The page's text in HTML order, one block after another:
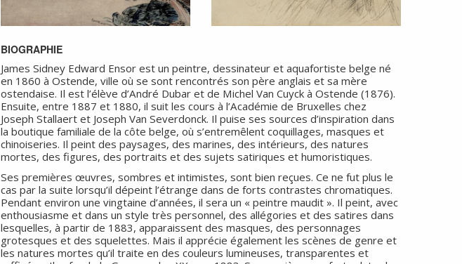
BIOGRAPHIE
James Sidney Edward Ensor est un peintre, dessinateur et aquafortiste belge né
en 1860 à Ostende, ville où se sont rencontrés son père anglais et sa mère
ostendaise. Il est l’élève d’André Dubar et de Michel Van Cuyck à Ostende (1876).
Ensuite, entre 1887 et 1880, il suit les cours à l’Académie de Bruxelles chez
Joseph Stallaert et Joseph Van Severdonck. Il puise ses sources d’inspiration dans
la boutique familiale de la côte belge, où s’entremêlent coquillages, masques et
chinoiseries. Il peint des paysages, des marines, des intérieurs, des natures
mortes, des figures, des portraits et des sujets satiriques et humoristiques.
Ses premières œuvres, sombres et intimistes, sont bien reçues. Ce ne fut plus le
cas par la suite lorsqu’il dépeint l’étrange dans de forts contrastes chromatiques.
Pendant environ une vingtaine d’années, il sera un « peintre maudit ». Il peint, avec
enthousiasme et dans un style très personnel, des allégories et des satires dans
lesquelles, à partir de 1883, apparaissent des masques, des personnages
grotesques et des squelettes. Mais il apprécie également les scènes de genre et
les natures mortes qu’il traite en des couleurs lumineuses, transparentes et